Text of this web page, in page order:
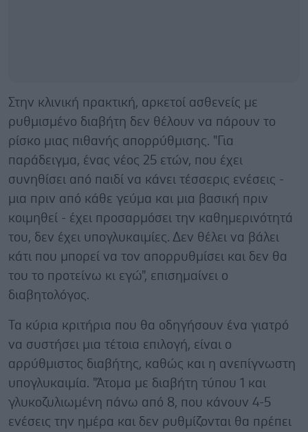
Στην κλινική πρακτική, αρκετοί ασθενείς με
ρυθμισμένο διαβήτη δεν θέλουν να πάρουν το
ρίσκο μιας πιθανής απορρύθμισης. "Για
παράδειγμα, ένας νέος 25 ετών, που έχει
συνηθίσει από παιδί να κάνει τέσσερις ενέσεις -
μια πριν από κάθε γεύμα και μια βασική πριν
κοιμηθεί - έχει προσαρμόσει την καθημερινότητά
του, δεν έχει υπογλυκαιμίες. Δεν θέλει να βάλει
κάτι που μπορεί να τον απορρυθμίσει και δεν θα
του το προτείνω κι εγώ", επισημαίνει ο
διαβητολόγος.
Τα κύρια κριτήρια που θα οδηγήσουν ένα γιατρό
να συστήσει μια τέτοια επιλογή, είναι ο
αρρύθμιστος διαβήτης, καθώς και η ανεπίγνωστη
υπογλυκαιμία. "Άτομα με διαβήτη τύπου 1 και
γλυκοζυλιωμένη πάνω από 8, που κάνουν 4-5
ενέσεις την ημέρα και δεν ρυθμίζονται θα πρέπει